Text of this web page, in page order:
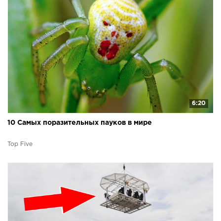
6:20
10 Самых поразительных пауков в мире
Top Five